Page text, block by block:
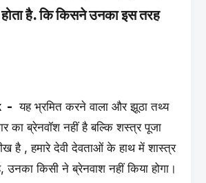
है. कि किसने उनका इस तरह
- यह भ्रमित करने वाला और झूठा तथ्य
का ब्रेनवॉश नहीं है बल्कि शस्त्र पूजा
है , हमारे देवी देवताओं के हाथ में शास्त्र
किसी ने ब्रेनवाश नहीं किया होगा।